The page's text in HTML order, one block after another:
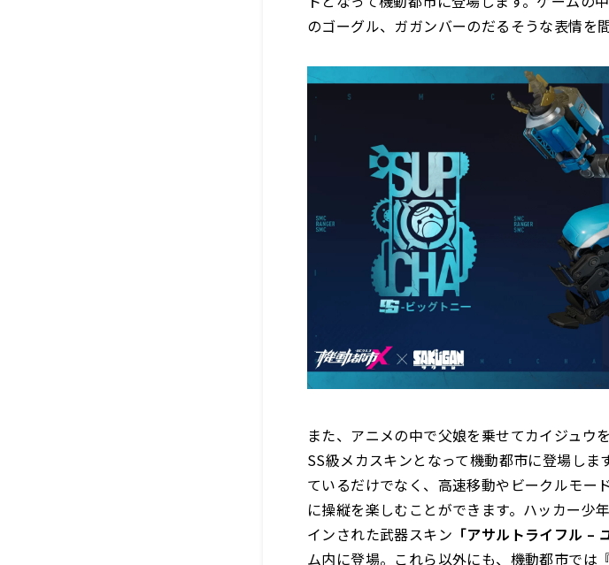
のゴーグル、ガガンバーのだるそうな表情を
また、アニメの中で父娘を乗せてカイジュウ
SS級メカスキンとなって機動都市に登場し
ているだけでなく、高速移動やビークルモー
に操縦を楽しむことができます。ハッカー少
インされた武器スキン 「アサルトライフル –
ム内に登場。これら以外にも、機動都市では